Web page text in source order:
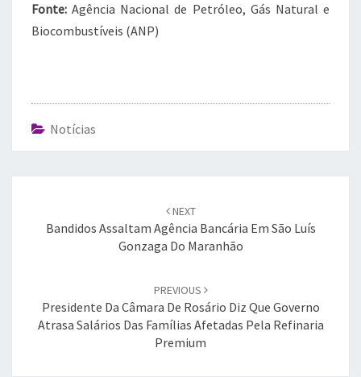
Fonte: Agência Nacional de Petróleo, Gás Natural e
Biocombustíveis (ANP)
Notícias
NEXT
Bandidos Assaltam Agência Bancária Em São Luís
Gonzaga Do Maranhão
PREVIOUS
Presidente Da Câmara De Rosário Diz Que Governo
Atrasa Salários Das Famílias Afetadas Pela Refinaria
Premium